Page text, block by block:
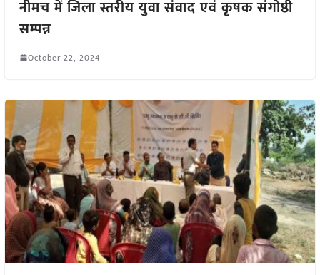
नीमच में जिला स्तरीय युवा संवाद एवं कृषक संगोष्ठी
सम्पन्न
October 22, 2024